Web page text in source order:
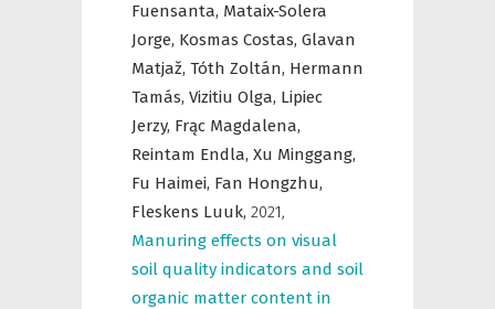
Fuensanta, Mataix-Solera
Jorge, Kosmas Costas, Glavan
Matjaž, Tóth Zoltán, Hermann
Tamás, Vizitiu Olga, Lipiec
Jerzy, Frąc Magdalena,
Reintam Endla, Xu Minggang,
Fu Haimei, Fan Hongzhu,
Fleskens Luuk, 2021,
Manuring effects on visual
soil quality indicators and soil
organic matter content in